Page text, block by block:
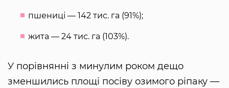
пшениці — 142 тис. га (91%);
жита — 24 тис. га (103%).
У порівнянні з минулим роком дещо
зменшились площі посіву озимого ріпаку —